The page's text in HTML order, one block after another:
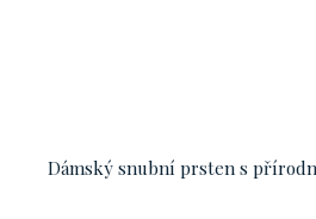
Dámský snubní prsten s